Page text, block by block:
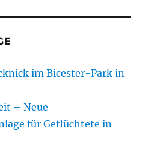
im Bicester-Park in
– Neue
für Geflüchtete in